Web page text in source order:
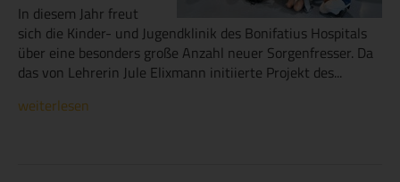
In diesem Jahr freut
sich die Kinder- und Jugendklinik des Bonifatius Hospitals
über eine besonders große Anzahl neuer Sorgenfresser. Da
das von Lehrerin Jule Elixmann initiierte Projekt des...
weiterlesen